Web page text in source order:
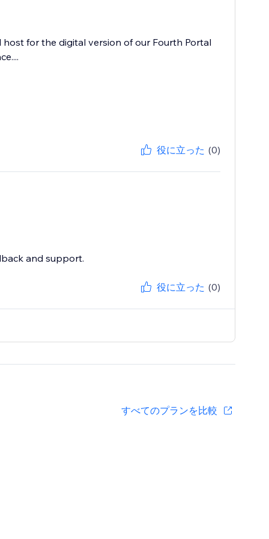
for the digital version of our Fourth Portal
役に立った (0)
and support.
役に立った (0)
すべてのプランを比較